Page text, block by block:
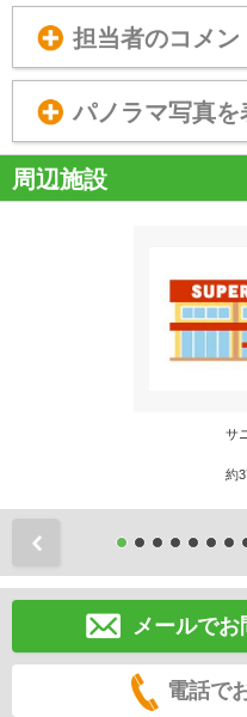
担当者のコメン
パノラマ写真を
周辺施設
サ
約
メールで
電話で